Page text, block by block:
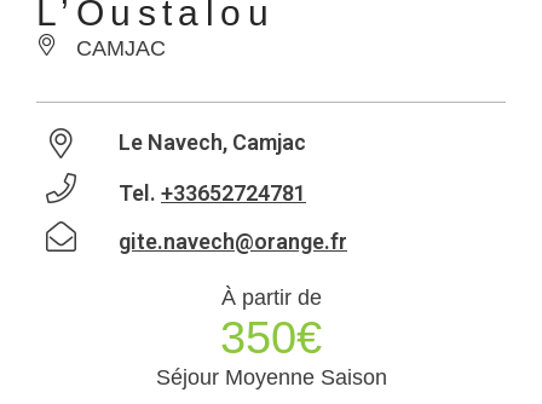
L’Oustalou
CAMJAC
Le Navech, Camjac
Tel. +33652724781
gite.navech@orange.fr
À partir de
350€
Séjour Moyenne Saison